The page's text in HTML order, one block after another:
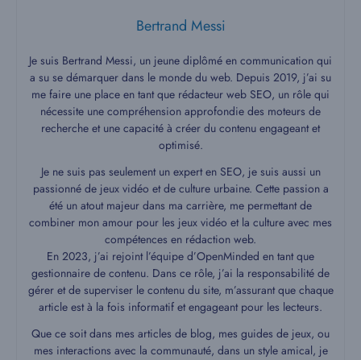
Bertrand Messi
Je suis Bertrand Messi, un jeune diplômé en communication qui
a su se démarquer dans le monde du web. Depuis 2019, j’ai su
me faire une place en tant que rédacteur web SEO, un rôle qui
nécessite une compréhension approfondie des moteurs de
recherche et une capacité à créer du contenu engageant et
optimisé.
Je ne suis pas seulement un expert en SEO, je suis aussi un
passionné de jeux vidéo et de culture urbaine. Cette passion a
été un atout majeur dans ma carrière, me permettant de
combiner mon amour pour les jeux vidéo et la culture avec mes
compétences en rédaction web.
En 2023, j’ai rejoint l’équipe d’OpenMinded en tant que
gestionnaire de contenu. Dans ce rôle, j’ai la responsabilité de
gérer et de superviser le contenu du site, m’assurant que chaque
article est à la fois informatif et engageant pour les lecteurs.
Que ce soit dans mes articles de blog, mes guides de jeux, ou
mes interactions avec la communauté, dans un style amical, je